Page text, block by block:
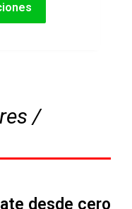
/
desde cero